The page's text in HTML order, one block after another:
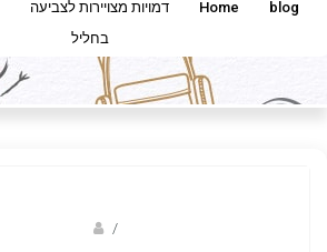
Home blog דמויות מצויירות לצביעה
בחליל
/